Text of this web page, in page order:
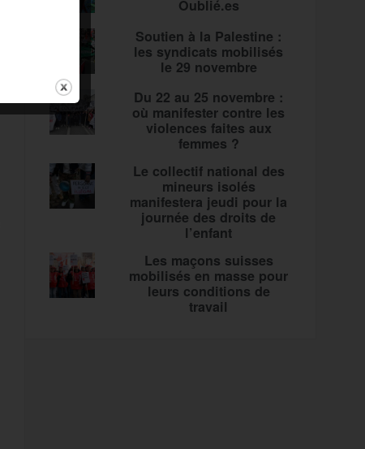
Oublié.es
Soutien à la Palestine :
les syndicats mobilisés
le 29 novembre
Du 22 au 25 novembre :
où manifester contre les
violences faites aux
femmes ?
Le collectif national des
mineurs isolés
manifestera jeudi pour la
journée des droits de
l’enfant
Les maçons suisses
mobilisés en masse pour
leurs conditions de
travail